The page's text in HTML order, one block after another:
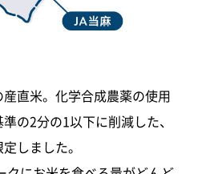
直米。化学合成農薬の使用
の2分の1以下に削減した、
しました。